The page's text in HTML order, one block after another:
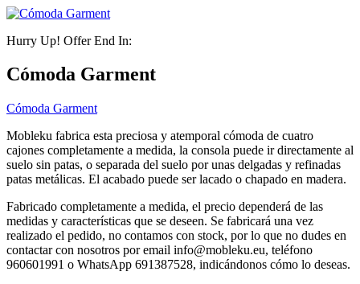
Hurry Up! Offer End In:
Cómoda Garment
Cómoda Garment
Mobleku fabrica esta preciosa y atemporal cómoda de cuatro
cajones completamente a medida, la consola puede ir directamente al
suelo sin patas, o separada del suelo por unas delgadas y refinadas
patas metálicas. El acabado puede ser lacado o chapado en madera.
Fabricado completamente a medida, el precio dependerá de las
medidas y características que se deseen. Se fabricará una vez
realizado el pedido, no contamos con stock, por lo que no dudes en
contactar con nosotros por email info@mobleku.eu, teléfono
960601991 o WhatsApp 691387528, indicándonos cómo lo deseas.